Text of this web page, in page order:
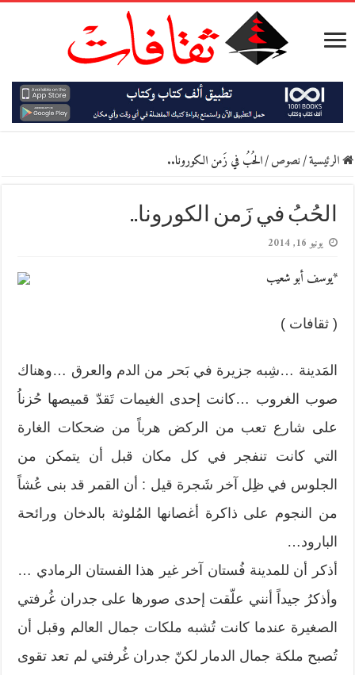
الرئيسية/نصوص/الحُبُ في زَمن الكورونا..
الحُبُ في زَمن الكورونا..
يونيو 16, 2014
*يوسف أبو شعيب
( ثقافات )
المَدينة …شِبه جزيرة في بَحر من الدم والعرق …وهناك
صوب الغروب …كانت إحدى الغيمات تَقدّ قميصها حُزناُ
على شارع تعب من الركض هرباً من ضحكات الغارة
التي كانت تنفجر في كل مكان قبل أن يتمكن من
الجلوس في ظِل آخر شَجرة قيل : أن القمر قد بنى عُشاً
من النجوم على ذاكرة أغصانها المُلوثة بالدخان ورائحة
البارود…
أذكر أن للمدينة فُستان آخر غير هذا الفستان الرمادي …
وأذكرُ جيداً أنني علّقت إحدى صورها على جدران غُرفتي
الصغيرة عندما كانت تُشبه ملكات جمال العالم وقبل أن
تُصبح ملكة جمال الدمار لكنّ جدران غُرفتي لم تعد تقوى